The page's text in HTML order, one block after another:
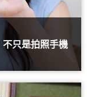
只是拍照手機